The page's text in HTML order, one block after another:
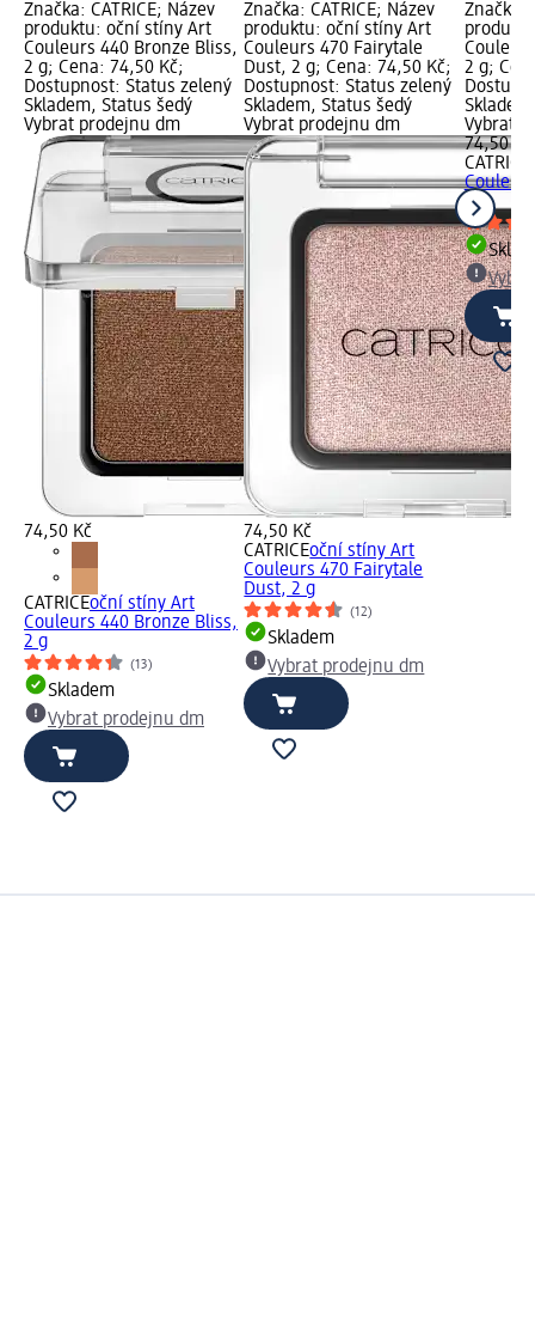
Značka: CATRICE; Název
produktu: oční stíny Art
Couleurs 440 Bronze Bliss,
2 g; Cena: 74,50 Kč;
Dostupnost: Status zelený
Skladem, Status šedý
Vybrat prodejnu dm
74,50 Kč
CATRICEoční stíny Art
Couleurs 440 Bronze Bliss,
2 g
(13)
Skladem
Vybrat prodejnu dm
Značka: CATRICE; Název
produktu: oční stíny Art
Couleurs 470 Fairytale
Dust, 2 g; Cena: 74,50 Kč;
Dostupnost: Status zelený
Skladem, Status šedý
Vybrat prodejnu dm
74,50 Kč
CATRICEoční stíny Art
Couleurs 470 Fairytale
Dust, 2 g
(12)
Skladem
Vybrat prodejnu dm
Značka:
2 g;
Vybrat
74,50 Kč
CATRICE
2 g